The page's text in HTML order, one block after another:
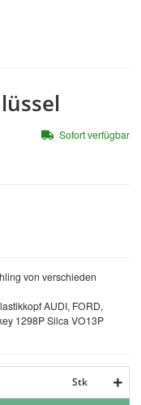
von verschieden
AUDI, FORD,
1298P Silca VO13P
Stk
Sofort verfügbar